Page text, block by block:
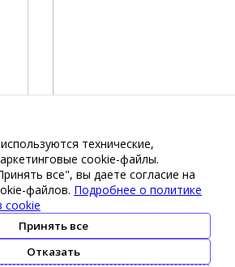
технические,
сооkіе-файлы.
все", вы даете согласие на
файлов. Подробнее о политике
cookie
Принять все
Отказать